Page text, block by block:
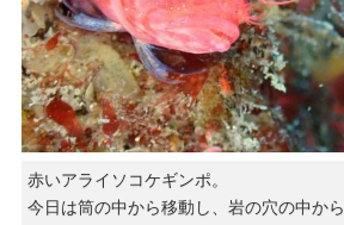
赤いアライソコケギンポ。
今日は筒の中から移動し、岩の穴の中から